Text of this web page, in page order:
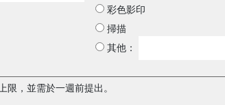
彩色影印
掃描
其他：
，並需於一週前提出。